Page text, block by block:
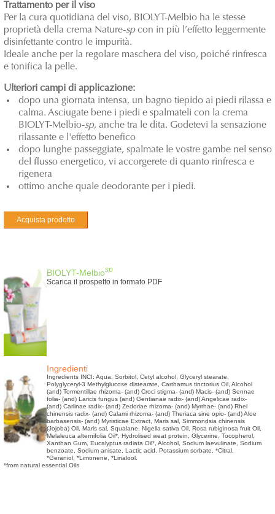
Trattamento per il viso
Per la cura quotidiana del viso, BIOLYT-Melbio ha le stesse
proprietà della crema Nature-spcon in più l’effetto leggermente
disinfettante contro le impurità.
Ideale anche per la regolare maschera del viso, poiché rinfresca
e tonifica la pelle.
Ulteriori campi di applicazione:
dopo una giornata intensa, un bagno tiepido ai piedi rilassa e
calma. Asciugate bene i piedi e spalmateli con la crema
BIOLYT-Melbio-sp, anche tra le dita. Godetevi la sensazione
rilassante e l'effetto benefico
dopo lunghe passeggiate, spalmate le vostre gambe nel senso
del flusso energetico, vi accorgerete di quanto rinfresca e
rigenera
ottimo anche quale deodorante per i piedi.
Acquista prodotto
BIOLYT-Melbiosp
Scarica il prospetto in formato PDF
Ingredienti
Ingredients INCI: Aqua, Sorbitol, Cetyl alcohol, Glyceryl stearate,
Polyglyceryl-3 Methylglucose distearate, Carthamus tinctorius Oil, Alcohol
(and) Tormentillae rhizoma- (and) Croci stigma- (and) Macis- (and) Sennae
folia- (and) Laricis fungus (and) Gentianae radix- (and) Angelicae radix-
(and) Carlinae radix- (and) Zedoriae rhizoma- (and) Myrrhae- (and) Rhei
chinensis radix- (and) Calami rhizoma- (and) Theriaca sine opio- (and) Aloe
barbasensis- (and) Myristicae Extract, Maris sal, Simmondsia chinensis
(Jojoba) Oil, Maris sal, Squalane, Nigella sativa Oil, Rosa rubiginosa fruit Oil,
Melaleuca alternifolia Oil*, Hydrolised weat protein, Glycerine, Tocopherol,
Xanthan Gum, Eucalyptus radiata Oil*, Alcohol, Sodium laevulinate, Sodium
benzoate, Sodium anisate, Lactic acid, Potassium sorbate, *Citral,
*Geraniol, *Limonene, *Linalool.
*from natural essential Oils